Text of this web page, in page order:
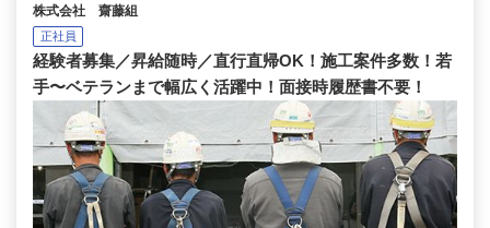
株式会社 齋藤組
正社員
経験者募集／昇給随時／直行直帰OK！施工案件多数！若
手〜ベテランまで幅広く活躍中！面接時履歴書不要！